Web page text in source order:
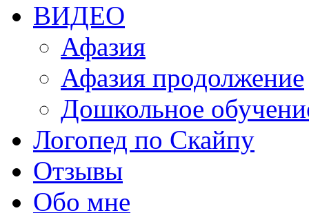
ВИДЕО
Афазия
Афазия продолжение
Дошкольное
Логопед по Скайпу
Отзывы
Обо мне